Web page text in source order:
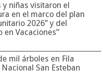
y niñas visitaron el
en el marco del plan
2026” y del
en Vacaciones”
mil árboles en Fila
San Esteban